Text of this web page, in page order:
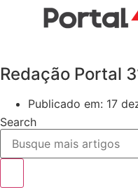
Redação Portal
Publicado em: 17
Search